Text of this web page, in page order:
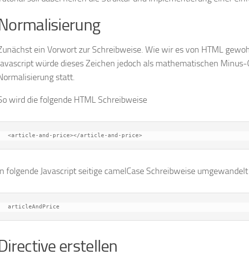
ein Vorwort zur Schreibweise. Wie wir es von HTML
würde dieses Zeichen jedoch als mathematischen
statt.
wird die folgende HTML Schreibweise
<article-and-price></article-and-price>
folgende Javascript seitige camelCase Schreibweise umgewandelt
articleAndPrice
erstellen